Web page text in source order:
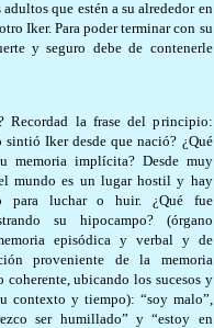
que estén a su alrededor en
Iker. Para poder terminar con su
y seguro debe de contenerle
Recordad la frase del principio:
sintió Iker desde que nació? ¿Qué
memoria implícita? Desde muy
mundo es un lugar hostil y hay
para luchar o huir. ¿Qué fue
su hipocampo? (órgano
episódica y verbal y de
proveniente de la memoria
ubicando los sucesos y
contexto y tiempo): “soy malo”,
ser humillado” y “estoy en